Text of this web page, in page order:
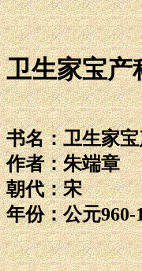
卫生家宝产
书名：卫生家
作者：朱端章
朝代：宋
年份：公元960-